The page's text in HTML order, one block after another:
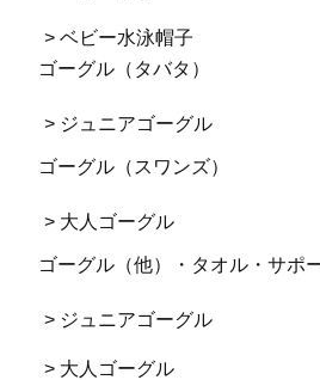
> ベビー水泳帽子
ゴーグル（タバタ）
> ジュニアゴーグル
ゴーグル（スワンズ）
> 大人ゴーグル
ゴーグル（他）・タオル・サポ
> ジュニアゴーグル
> 大人ゴーグル